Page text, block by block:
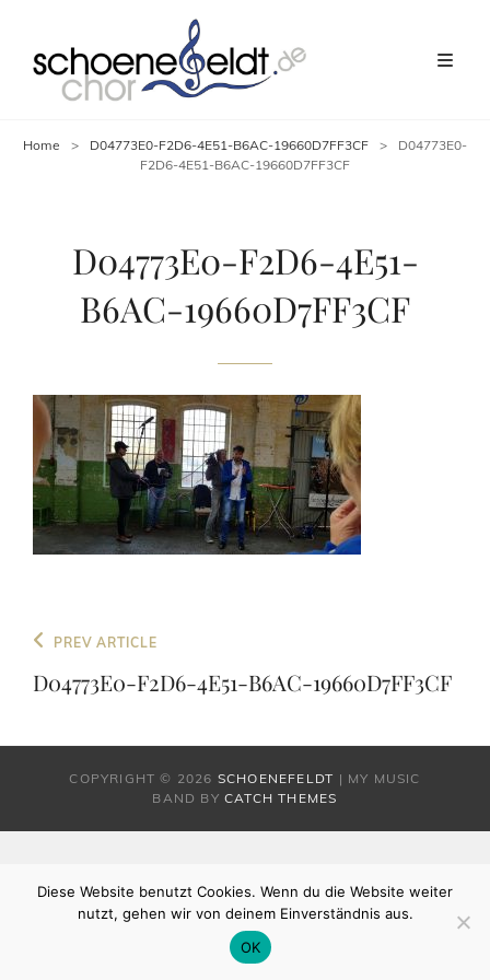
Home > D04773E0-F2D6-4E51-B6AC-19660D7FF3CF >
D04773E0-
F2D6-4E51-B6AC-19660D7FF3CF
D04773E0-F2D6-4E51-
B6AC-19660D7FF3CF
Beitragsnavigation
Previous
Post
PREV ARTICLE
D04773E0-F2D6-4E51-B6AC-19660D7FF3CF
COPYRIGHT © 2026 SCHOENEFELDT | MY MUSIC
BAND BYCATCH THEMES
Diese Website benutzt Cookies. Wenn du die Website weiter
nutzt, gehen wir von deinem Einverständnis aus.
OK